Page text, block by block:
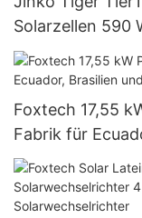
Solarzellen 590
Watt Bifaziales
Foxtech 17,55
Fabrik für
120-V-